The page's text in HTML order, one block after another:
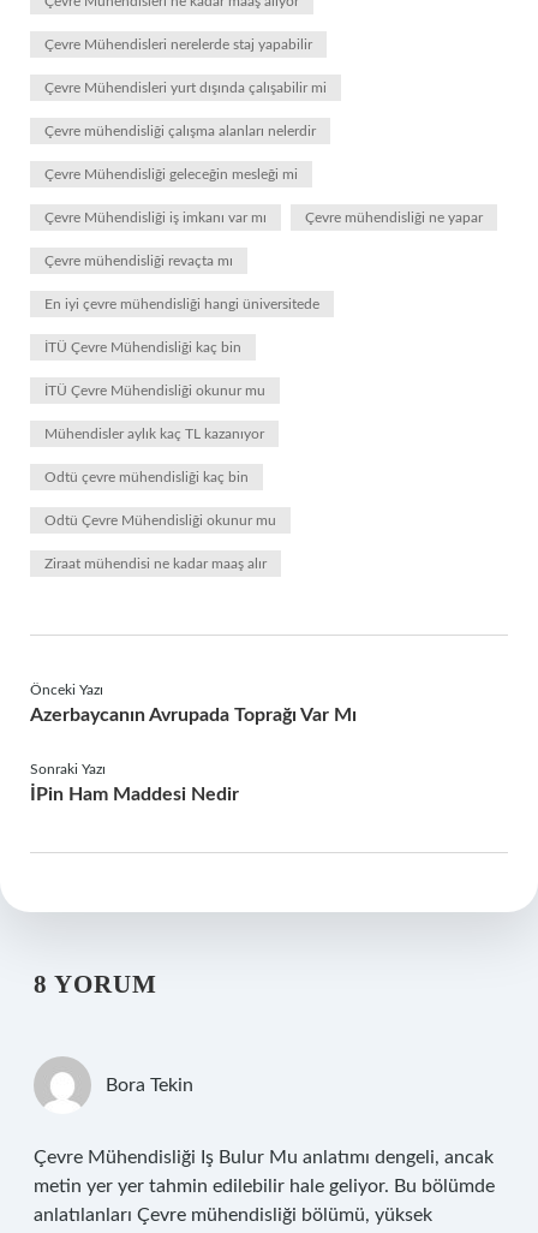
Çevre Mühendisleri nerelerde staj yapabilir
Çevre Mühendisleri yurt dışında çalışabilir mi
Çevre mühendisliği çalışma alanları nelerdir
Çevre Mühendisliği geleceğin mesleği mi
Çevre Mühendisliği iş imkanı var mı Çevre mühendisliği ne yapar
Çevre mühendisliği revaçta mı
En iyi çevre mühendisliği hangi üniversitede
İTÜ Çevre Mühendisliği kaç bin
İTÜ Çevre Mühendisliği okunur mu
Mühendisler aylık kaç TL kazanıyor
Odtü çevre mühendisliği kaç bin
Odtü Çevre Mühendisliği okunur mu
Ziraat mühendisi ne kadar maaş alır
Önceki Yazı
Azerbaycanın Avrupada Toprağı Var Mı
Sonraki Yazı
İPin Ham Maddesi Nedir
8 YORUM
Bora Tekin
Çevre Mühendisliği Iş Bulur Mu anlatımı dengeli, ancak
metin yer yer tahmin edilebilir hale geliyor. Bu bölümde
anlatılanları Çevre mühendisliği bölümü, yüksek